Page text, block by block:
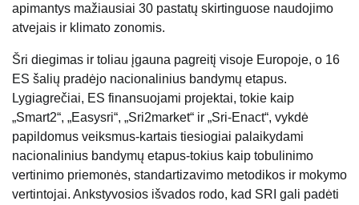
apimantys mažiausiai 30 pastatų skirtinguose naudojimo
atvejais ir klimato zonomis.
Šri diegimas ir toliau įgauna pagreitį visoje Europoje, o 16
ES šalių pradėjo nacionalinius bandymų etapus.
Lygiagrečiai, ES finansuojami projektai, tokie kaip
„Smart2“, „Easysri“, „Sri2market“ ir „Sri-Enact“, vykdė
papildomus veiksmus-kartais tiesiogiai palaikydami
nacionalinius bandymų etapus-tokius kaip tobulinimo
vertinimo priemonės, standartizavimo metodikos ir mokymo
vertintojai. Ankstyvosios išvados rodo, kad SRI gali padėti